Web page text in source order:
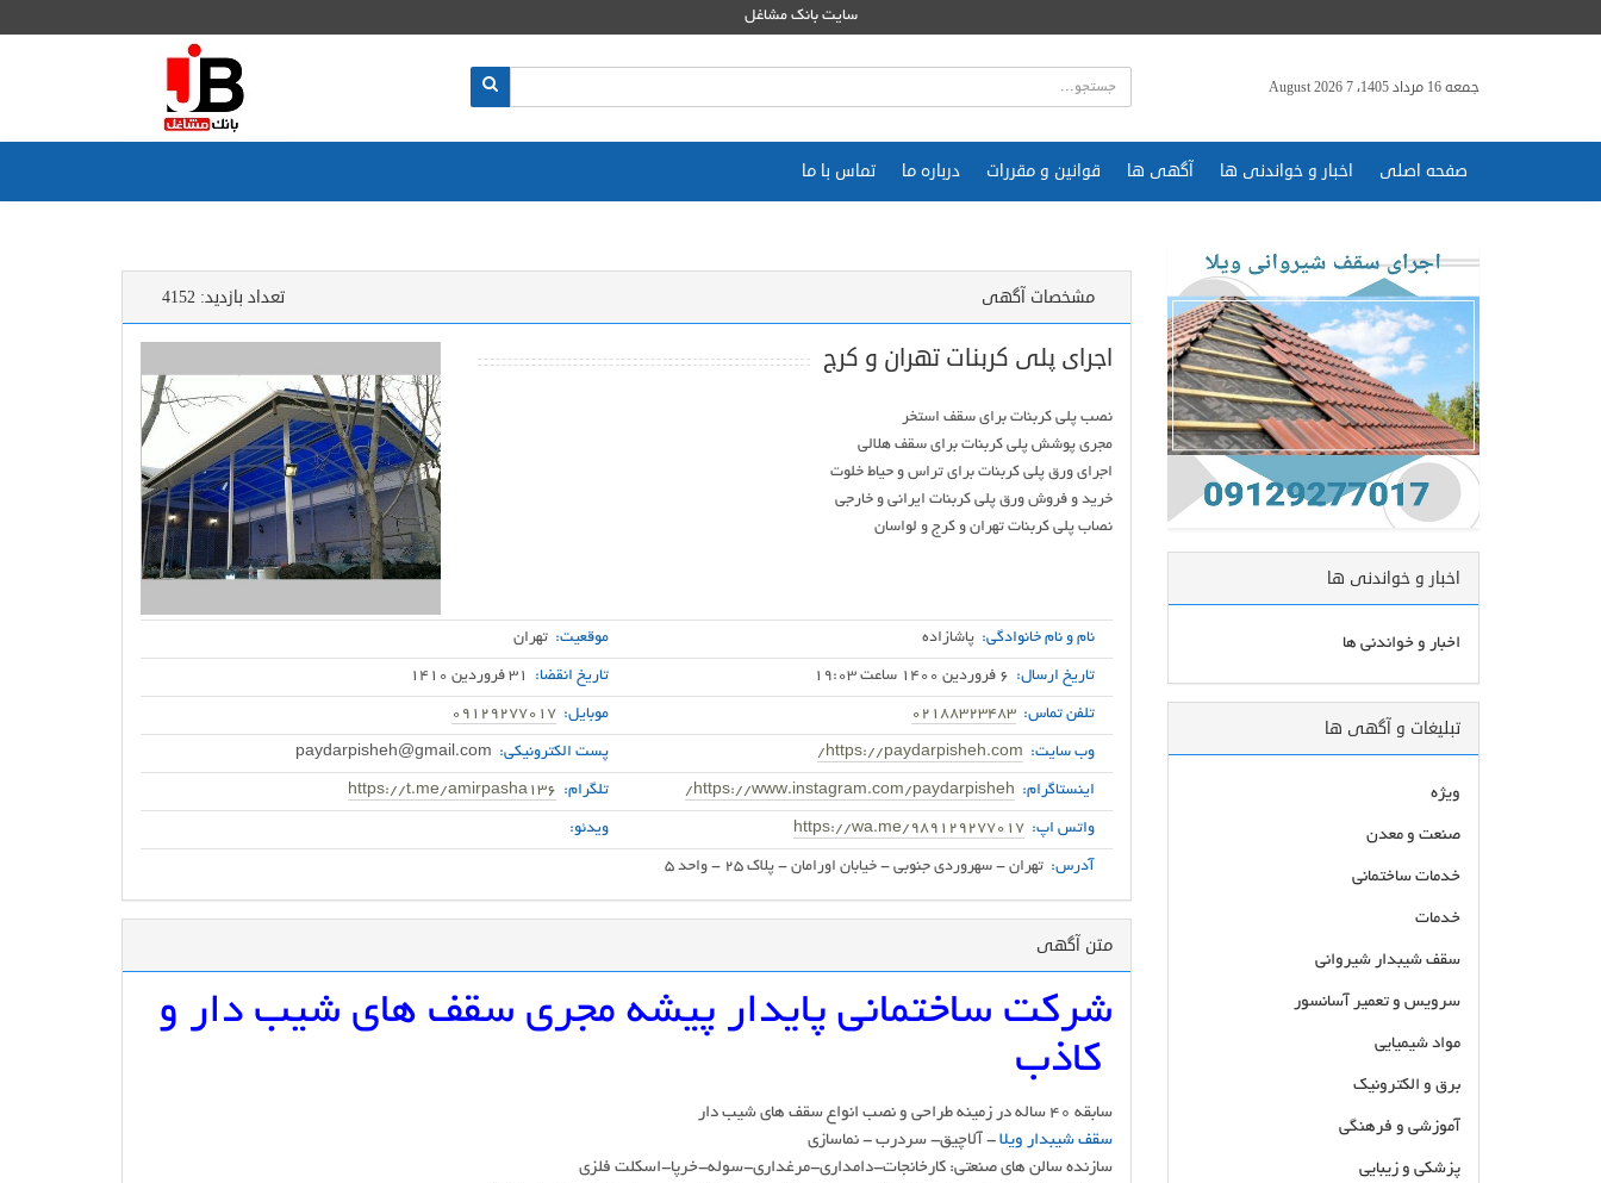
سایت بانک مشاغل
جمعه 16 مرداد 1405، 7 August 2026
صفحه اصلی اخبار و خواندنی ها آگهی ها قوانین و مقررات درباره ما تماس با ما
مشخصات آگهی تعداد بازدید: 4152
اجرای پلی کربنات تهران و کرج
نصاب پلی کربنات تهران و کرج و لواسان
نام و نام خانوادگی: پاشازاده موقعیت: تهران
تاریخ ارسال: 6 فروردین 1400 ساعت 19:03 تاریخ انقضا: 31 فروردین 1410
تلفن تماس: 02188323483 موبایل: 09129277017
وب سایت: https://paydarpisheh.com/ پست الکترونیکی: paydarpisheh@gmail.com
اینستاگرام: https://www.instagram.com/paydarpisheh/ تلگرام: https://t.me/amirpasha136
واتس اپ: https://wa.me/989129277017 ویدئو:
آدرس: تهران - سهروردی جنوبی - خیابان اورامان - پلاک 25 - واحد 5
متن آگهی
شرکت ساختمانی پایدار پیشه مجری سقف های شیب دار و
کاذب
سابقه 40 ساله در زمینه طراحی و نصب انواع سقف های شیب دار
سقف شیبدار ویلا - آلاچیق- سردرب - نماسازی
سازنده سالن های صنعتی: کارخانجات-دامداری-مرغداری-سوله-خرپا-اسکلت فلزی
اخبار و خواندنی ها
اخبار و خواندنی ها
تبلیغات و آگهی ها
ویژه
صنعت و معدن
خدمات ساختمانی
خدمات
سقف شیبدار شیروانی
سرویس و تعمیر آسانسور
مواد شیمیایی
برق و الکترونیک
آموزشی و فرهنگی
پزشکی و زیبایی